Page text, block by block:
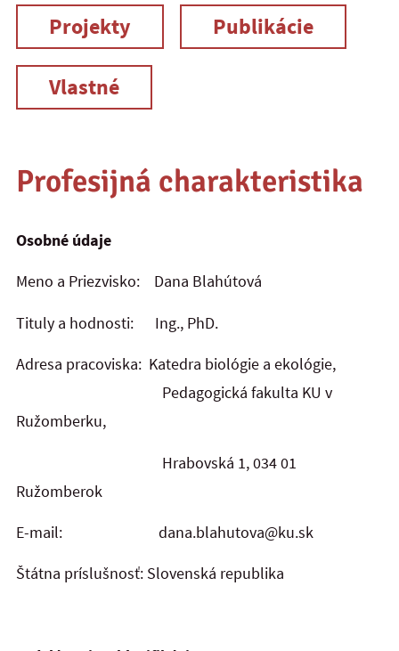
Projekty Publikácie
Vlastné
Profesijná charakteristika
Osobné údaje
Meno a Priezvisko: Dana Blahútová
Tituly a hodnosti: Ing., PhD.
Adresa pracoviska: Katedra biológie a ekológie,
Pedagogická fakulta KU v
Ružomberku,
Hrabovská 1, 034 01
Ružomberok
E-mail: dana.blahutova@ku.sk
Štátna príslušnosť: Slovenská republika